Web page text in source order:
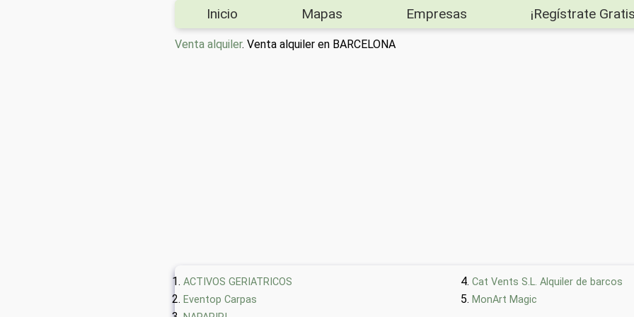
Inicio Mapas Empresas ¡Regístrate
Venta alquiler. Venta alquiler en BARCELONA
ACTIVOS GERIATRICOS
Eventop Carpas
Cat Vents S.L. Alquiler de barcos
MonArt Magic